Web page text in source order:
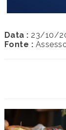
Data : 23/10/
Fonte :